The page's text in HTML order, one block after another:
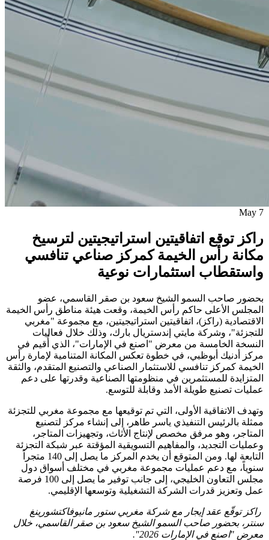
7
May
راكز توقع اتفاقيتين استراتيجيتين لترسيخ
مكانة رأس الخيمة كمركز صناعي تنافسي
واستقطاب استثمارات نوعية
بحضور صاحب السمو الشيخ سعود بن صقر القاسمي، عضو
المجلس الأعلى حاكم رأس الخيمة، وقعت هيئة مناطق رأس الخيمة
الاقتصادية (راكز)، اتفاقيتين استراتيجيتين، مع مجموعة "مغربي
للتجزئة"، وشركة مايتي إندستريال بارك، وذلك خلال فعاليات
النسخة الخامسة من معرض "اصنع في الإمارات"، الذي أُقيم في
مركز أدنيك أبوظبي، في خطوة تعكس المكانة المتنامية لإمارة رأس
الخيمة كمركز تنافسي للاستثمار الصناعي والتصنيع المتقدم، والثقة
المتزايدة للمستثمرين في منظومتها الصناعية وقدرتها على دعم
عمليات تصنيع طويلة الأمد وقابلة للتوسع.
وتهدف الاتفاقية الأولى، التي تم توقيعها مع مجموعة مغربي للتجزئة
ممثلة بالرئيس التنفيذي ياسر طاهر، إلى إنشاء مركز لتصنيع
المتاجر، وهو مرفق مخصص لإنتاج الأثاث، وتجهيزات المتاجر،
وعمليات التجديد، والمفاهيم التسويقية المؤقتة عبر شبكة التجزئة
التابعة لها. ومن المتوقع أن يخدم المركز ما يصل إلى 140 متجراً
سنوياً، مع دعم عمليات مجموعة مغربي في مختلف أسواق دول
مجلس التعاون الخليجي، إلى جانب توفير ما يصل إلى 100 فرصة
عمل وتعزيز قدرات الشركة التشغيلية وتوسعها الإقليمي.
راكز توقّع عقد إيجار مع شركة مغربي ستور مانيوفاكتشورينغ
سنتر، بحضور صاحب السمو الشيخ سعود بن صقر القاسمي، خلال
معرض "اصنع في الإمارات 2026".